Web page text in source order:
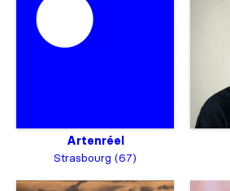
Artenréel
Strasbourg (67)